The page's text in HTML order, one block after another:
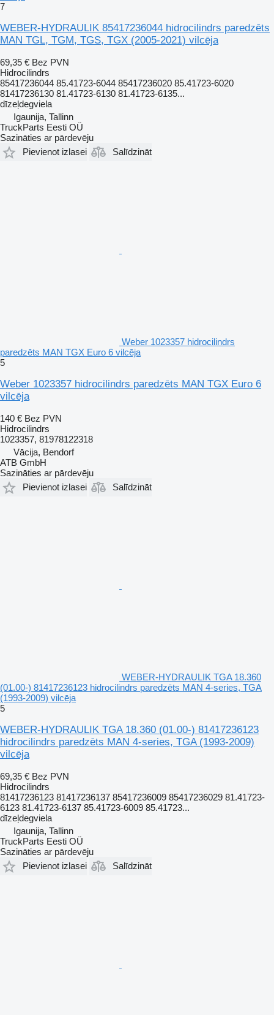
7
WEBER-HYDRAULIK 85417236044 hidrocilindrs paredzēts
MAN TGL, TGM, TGS, TGX (2005-2021) vilcēja
69,35 € Bez PVN
Hidrocilindrs
85417236044 85.41723-6044 85417236020 85.41723-6020
81417236130 81.41723-6130 81.41723-6135...
dīzeļdegviela
Igaunija, Tallinn
TruckParts Eesti OÜ
Sazināties ar pārdevēju
Pievienot izlasei
Salīdzināt
Weber 1023357 hidrocilindrs
paredzēts MAN TGX Euro 6 vilcēja
5
Weber 1023357 hidrocilindrs paredzēts MAN TGX Euro 6
vilcēja
140 € Bez PVN
Hidrocilindrs
1023357, 81978122318
Vācija, Bendorf
ATB GmbH
Sazināties ar pārdevēju
Pievienot izlasei
Salīdzināt
WEBER-HYDRAULIK TGA 18.360
(01.00-) 81417236123 hidrocilindrs paredzēts MAN 4-series, TGA
(1993-2009) vilcēja
5
WEBER-HYDRAULIK TGA 18.360 (01.00-) 81417236123
hidrocilindrs paredzēts MAN 4-series, TGA (1993-2009)
vilcēja
69,35 € Bez PVN
Hidrocilindrs
81417236123 81417236137 85417236009 85417236029 81.41723-
6123 81.41723-6137 85.41723-6009 85.41723...
dīzeļdegviela
Igaunija, Tallinn
TruckParts Eesti OÜ
Sazināties ar pārdevēju
Pievienot izlasei
Salīdzināt